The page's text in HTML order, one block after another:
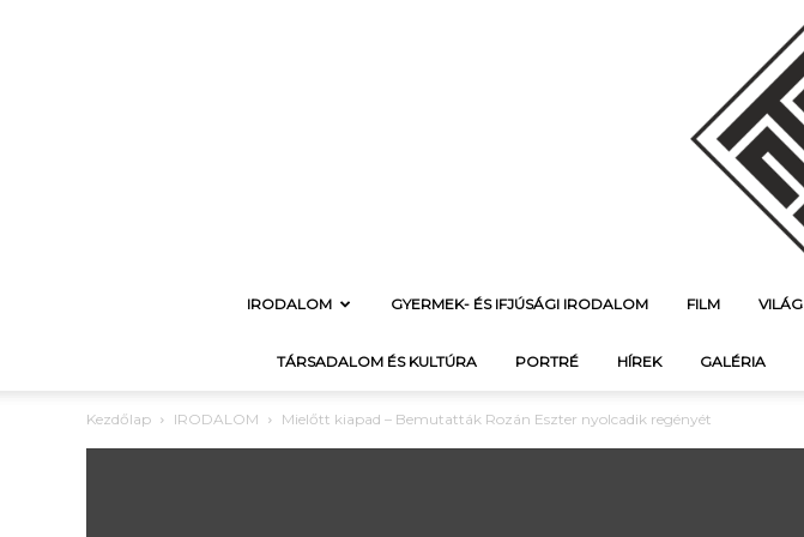
IRODALOM GYERMEK- ÉS IFJÚSÁGI IRODALOM FILM VILÁG
TÁRSADALOM ÉS KULTÚRA PORTRÉ HÍREK GALÉRIA
Kezdőlap IRODALOM Mielőtt kiapad – Bemutatták Rozán Eszter nyolcadik regényét